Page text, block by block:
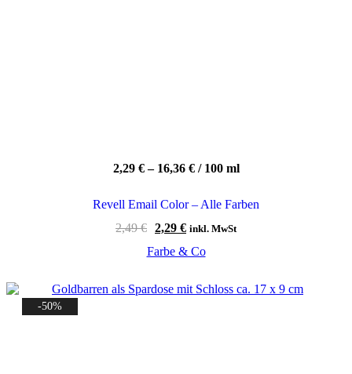
2,29 €– 16,36 €/ 100 ml
Revell Email Color – Alle Farben
2,49€
Ursprünglicher
war:
2,29 €Aktueller
ist:
inkl. MwSt
Farbe & Co
-50%